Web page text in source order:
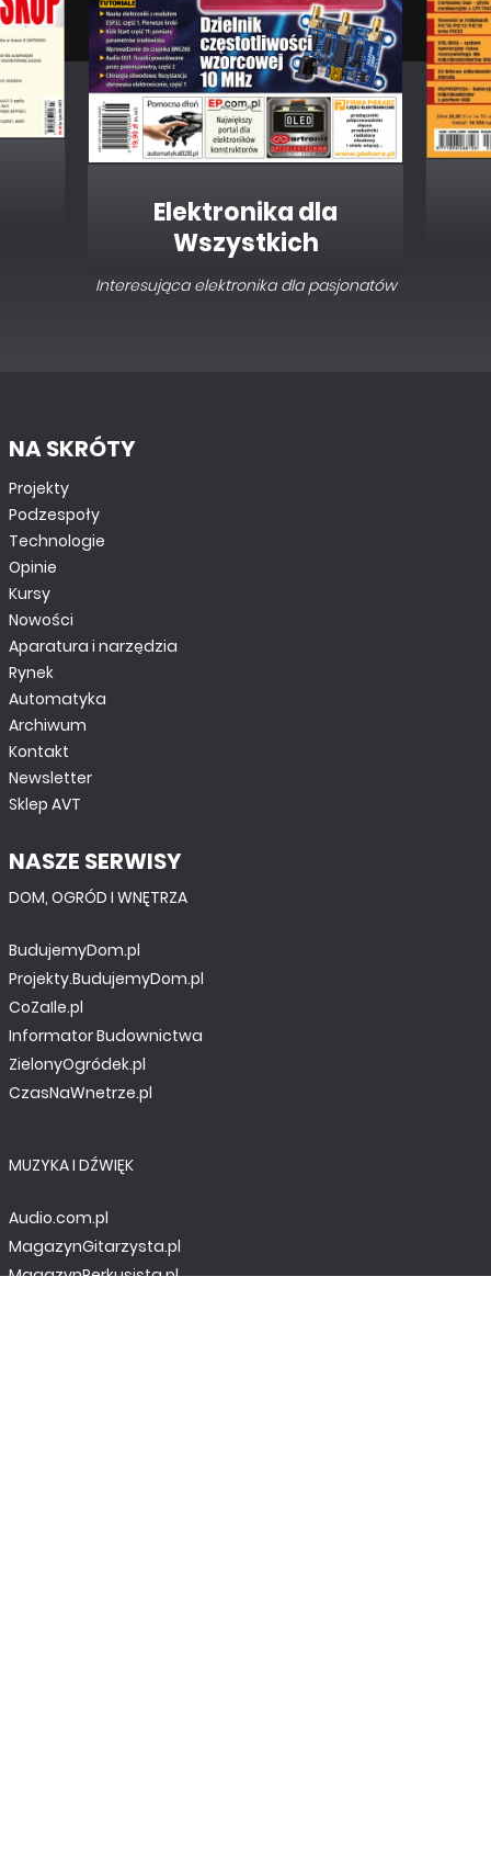
Elektronika dla
Wszystkich
Interesująca elektronika dla pasjonatów
NA SKRÓTY
Projekty
Podzespoły
Technologie
Opinie
Kursy
Nowości
Aparatura i narzędzia
Rynek
Automatyka
Archiwum
Kontakt
Newsletter
Sklep AVT
NASZE SERWISY
DOM, OGRÓD I WNĘTRZA
BudujemyDom.pl
Projekty.BudujemyDom.pl
CoZaIle.pl
Informator Budownictwa
ZielonyOgródek.pl
CzasNaWnetrze.pl
MUZYKA I DŹWIĘK
Audio.com.pl
MagazynGitarzysta.pl
MagazynPerkusista.pl